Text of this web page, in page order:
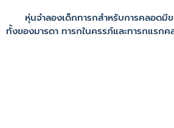
หุ่นจำลองเด็กทารกสำหรับการคลอดมีข
ทั้งของมารดา ทารกในครรภ์และทารกแรก